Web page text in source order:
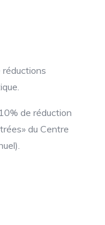
de réduction
du Centre